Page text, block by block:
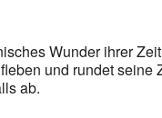
Wunder ihrer
und rundet
ab.